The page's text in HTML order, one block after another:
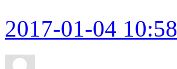
2017-01-04 10:58